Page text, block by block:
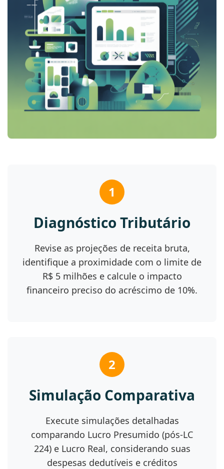
1
Diagnóstico Tributário
Revise as projeções de receita bruta,
identifique a proximidade com o limite de
R$ 5 milhões e calcule o impacto
financeiro preciso do acréscimo de 10%.
2
Simulação Comparativa
Execute simulações detalhadas
comparando Lucro Presumido (pós-LC
224) e Lucro Real, considerando suas
despesas dedutíveis e créditos